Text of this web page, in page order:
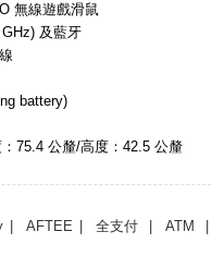
無線遊戲滑鼠
及藍牙
battery)
75.4 公釐/高度：42.5 公釐
| AFTEE | 全支付 | ATM